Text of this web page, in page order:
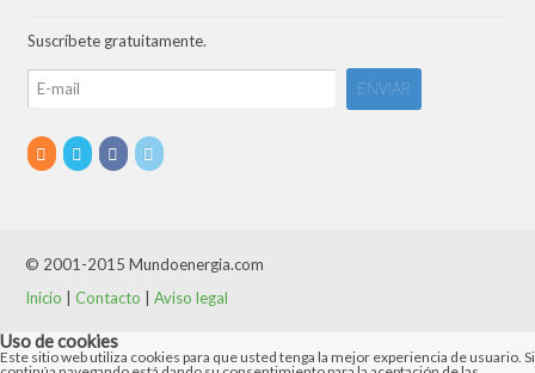
Suscríbete gratuitamente.
© 2001-2015 Mundoenergia.com
Inicio |Contacto |Aviso legal
Uso de cookies
Este sitio web utiliza cookies para que usted tenga la mejor experiencia de usuario. Si